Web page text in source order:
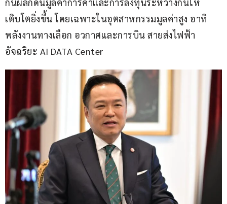
กันผลักดันมูลค่าการค้าและการลงทุนระหว่างกันให้
เติบโตยิ่งขึ้น โดยเฉพาะในอุตสาหกรรมมูลค่าสูง อาทิ
พลังงานทางเลือก อวกาศและการบิน สายส่งไฟฟ้า
อัจฉริยะ AI DATA Center